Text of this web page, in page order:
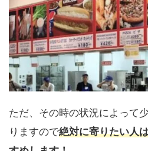
ただ、その時の状況によって
りますので絶対に寄りたい人